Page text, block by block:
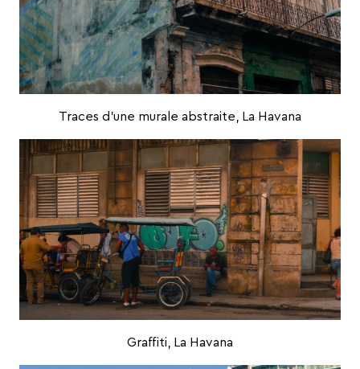
Traces d’une murale abstraite, La Havana
Graffiti, La Havana